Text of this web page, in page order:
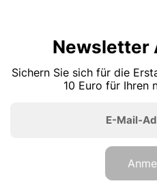
Newsletter
Sichern Sie sich für die
10 Euro für Ihren
E-Mail-